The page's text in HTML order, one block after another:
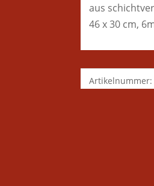
aus
46 x 30 cm,
Artikelnummer: